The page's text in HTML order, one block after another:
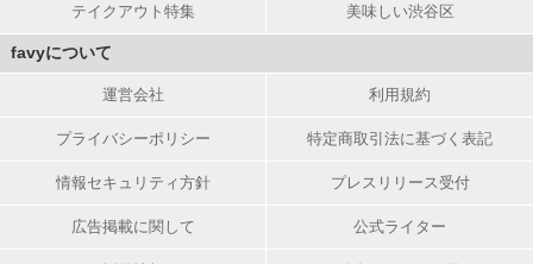
テイクアウト特集 美味しい渋谷区
favyについて
運営会社 利用規約
プライバシーポリシー 特定商取引法に基づく表記
情報セキュリティ方針 プレスリリース受付
広告掲載に関して 公式ライター